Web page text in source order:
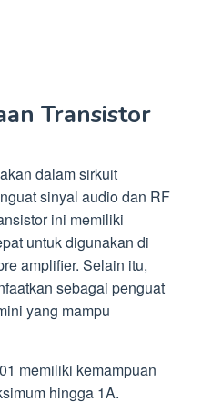
Transistor
dalam sirkuit
sinyal audio dan RF
ini memiliki
untuk digunakan di
amplifier. Selain itu,
sebagai penguat
yang mampu
memiliki kemampuan
hingga 1A.